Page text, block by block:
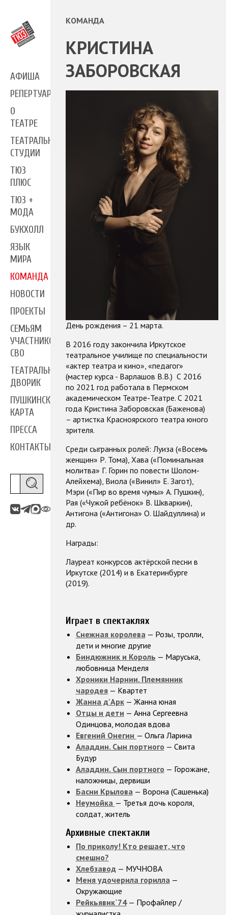
АФИША
РЕПЕРТУАР
О
ТЕАТРЕ
ТЕАТРАЛЬНЫЕ
СТУДИИ
ТЮЗ
ПЛЮС
ТЮЗ +
МОДА
БУКХОЛЛ
ЯЗЫК
МИРА
КОМАНДА
НОВОСТИ
ПРОЕКТЫ
СЕМЬЯМ
УЧАСТНИКОВ
СВО
ТЕАТРАЛЬНЫЙ
ДВОРИК
ПУШКИНСКАЯ
КАРТА
ПРЕССА
КОНТАКТЫ
КОМАНДА
КРИСТИНА
ЗАБОРОВСКАЯ
День рождения – 21 марта.
В 2016 году закончила Иркутское
театральное училище по специальности
«актер театра и кино», «педагог»
(мастер курса - Варлашов В.В.) С 2016
по 2021 год работала в Пермском
академическом Театре-Театре. С 2021
года Кристина Заборовская (Баженова)
– артистка Красноярского театра юного
зрителя.
Среди сыгранных ролей: Луиза («Восемь
женщин» Р. Тома), Хава («Поминальная
молитва» Г. Горин по повести Шолом-
Алейхема), Виола («Винил» Е. Загот),
Мэри («Пир во время чумы» А. Пушкин),
Рая («Чужой ребёнок» В. Шкваркин),
Антигона («Антигона» О. Шайдуллина) и
др.
Награды:
Лауреат конкурсов актёрской песни в
Иркутске (2014) и в Екатеринбурге
(2019).
Играет в спектаклях
Снежная королева— Розы, тролли,
дети и многие другие
Биндюжник и Король — Маруська,
любовница Менделя
Хроники Нарнии. Племянник
чародея — Квартет
Жанна д'Арк— Жанна юная
Отцы и дети — Анна Сергеевна
Одинцова, молодая вдова
Евгений Онегин — Ольга Ларина
Аладдин. Сын портного — Свита
Будур
Аладдин. Сын портного — Горожане,
наложницы, дервиши
Басни Крылова— Ворона (Сашенька)
Неумойка — Третья дочь короля,
солдат, житель
Архивные спектакли
По приколу! Кто решает, что
смешно?
Хлебзавод— МУЧНОВА
Меня удочерила горилла—
Окружающие
Рейкьявик`74— Профайлер /